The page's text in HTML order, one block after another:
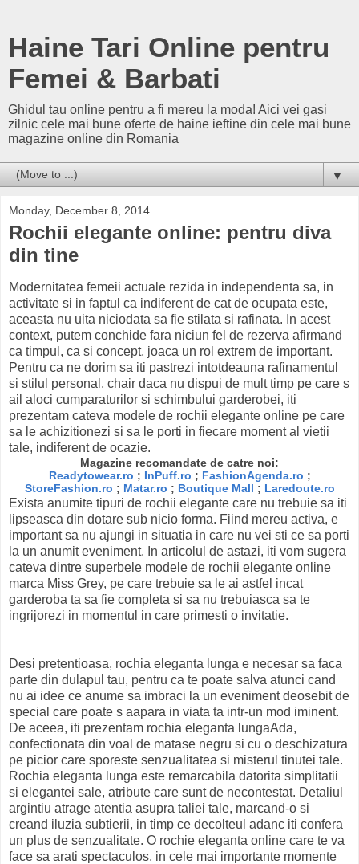
Haine Tari Online pentru
Femei & Barbati
Ghidul tau online pentru a fi mereu la moda! Aici vei gasi
zilnic cele mai bune oferte de haine ieftine din cele mai bune
magazine online din Romania
▼
Monday, December 8, 2014
Rochii elegante online: pentru diva
din tine
Modernitatea femeii actuale rezida in independenta sa, in
activitate si in faptul ca indiferent de cat de ocupata este,
aceasta nu uita niciodata sa fie stilata si rafinata. In acest
context, putem conchide fara niciun fel de rezerva afirmand
ca timpul, ca si concept, joaca un rol extrem de important.
Pentru ca ne dorim sa iti pastrezi intotdeauna rafinamentul
si stilul personal, chair daca nu dispui de mult timp pe care s
ail aloci cumparaturilor si schimbului garderobei, iti
prezentam cateva modele de rochii elegante online pe care
sa le achizitionezi si sa le porti in fiecare moment al vietii
tale, indiferent de ocazie.
Magazine recomandate de catre noi:
Readytowear.ro ; InPuff.ro ; FashionAgenda.ro ;
StoreFashion.ro ; Matar.ro ; Boutique Mall ; Laredoute.ro
Exista anumite tipuri de rochii elegante care nu trebuie sa iti
lipseasca din dotare sub nicio forma. Fiind mereu activa, e
important sa nu ajungi in situatia in care nu vei sti ce sa porti
la un anumit eveniment. In articolul de astazi, iti vom sugera
cateva dintre superbele modele de rochii elegante online
marca Miss Grey, pe care trebuie sa le ai astfel incat
garderoba ta sa fie completa si sa nu trebuiasca sa te
ingrijorezi in momentul in care primesti o invitatie.
Desi pretentioasa, rochia eleganta lunga e necesar sa faca
parte din dulapul tau, pentru ca te poate salva atunci cand
nu ai idee ce anume sa imbraci la un eveniment deosebit de
special care poate s aapara in viata ta intr-un mod iminent.
De aceea, iti prezentam rochia eleganta lungaAda,
confectionata din voal de matase negru si cu o deschizatura
pe picior care sporeste senzualitatea si misterul tinutei tale.
Rochia eleganta lunga este remarcabila datorita simplitatii
si elegantei sale, atribute care sunt de necontestat. Detaliul
argintiu atrage atentia asupra taliei tale, marcand-o si
creand iluzia subtierii, in timp ce decolteul adanc iti confera
un plus de senzualitate. O rochie eleganta online care te va
face sa arati spectaculos, in cele mai importante momente